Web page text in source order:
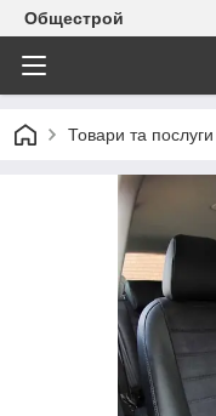
Общестрой
Товари та послуги